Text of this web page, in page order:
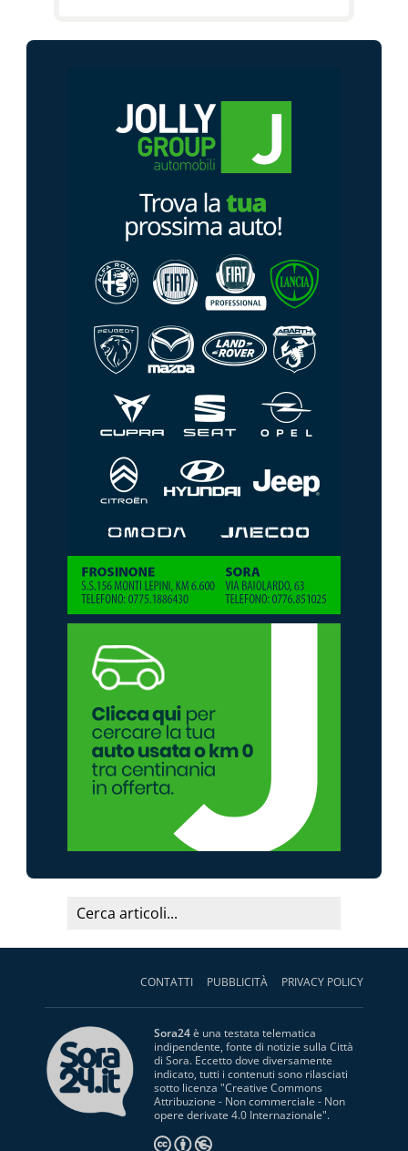
CONTATTI PUBBLICITÀ PRIVACY POLICY
Sora24è una testata telematica
indipendente, fonte di notizie sulla Città
di Sora. Eccetto dove diversamente
indicato, tutti i contenuti sono rilasciati
sotto licenza "Creative Commons
Attribuzione - Non commerciale - Non
opere derivate 4.0 Internazionale".